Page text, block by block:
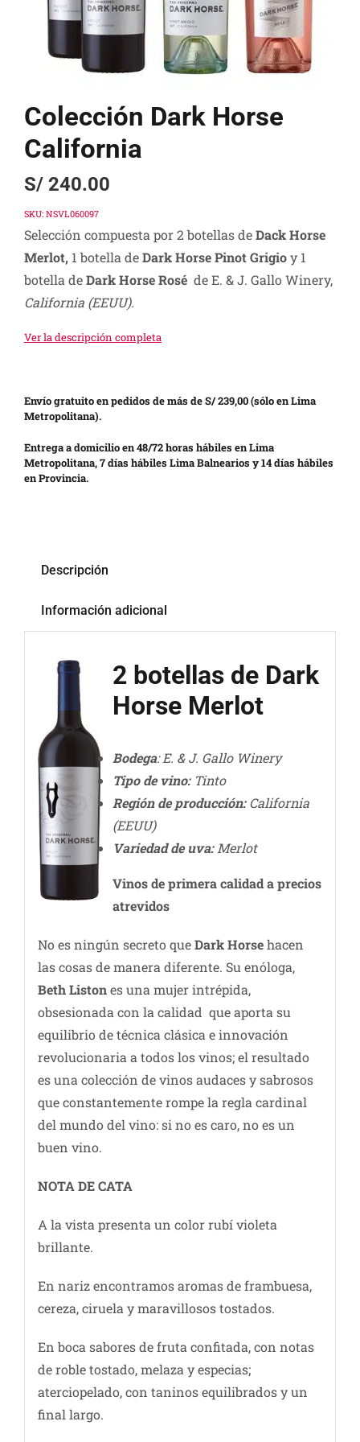
Colección Dark Horse
California
S/240.00
SKU: NSVL060097
Selección compuesta por 2 botellas deDack Horse
Merlot, 1 botella deDark Horse Pinot Grigioy 1
botella deDark Horse Rosé de E. & J. Gallo Winery,
California (EEUU).
Ver la descripción completa
Envío gratuito en pedidos de más de S/ 239,00 (sólo en Lima
Metropolitana).
Entrega a domicilio en 48/72 horas hábiles en Lima
Metropolitana, 7 días hábiles Lima Balnearios y 14 días hábiles
en Provincia.
Descripción
Información adicional
2 botellas de Dark
Horse Merlot
Bodega: E. & J. Gallo Winery
Tipo de vino:Tinto
Región de producción:California
(EEUU)
Variedad de uva:Merlot
Vinos de primera calidad a precios
atrevidos
No es ningún secreto queDark Horsehacen
las cosas de manera diferente. Su enóloga,
Beth Listones una mujer intrépida,
obsesionada con la calidad que aporta su
equilibrio de técnica clásica e innovación
revolucionaria a todos los vinos; el resultado
es una colección de vinos audaces y sabrosos
que constantemente rompe la regla cardinal
del mundo del vino: si no es caro, no es un
buen vino.
NOTA DE CATA
A la vista presenta un color rubí violeta
brillante.
En nariz encontramos aromas de frambuesa,
cereza, ciruela y maravillosos tostados.
En boca sabores de fruta confitada, con notas
de roble tostado, melaza y especias;
aterciopelado, con taninos equilibrados y un
final largo.